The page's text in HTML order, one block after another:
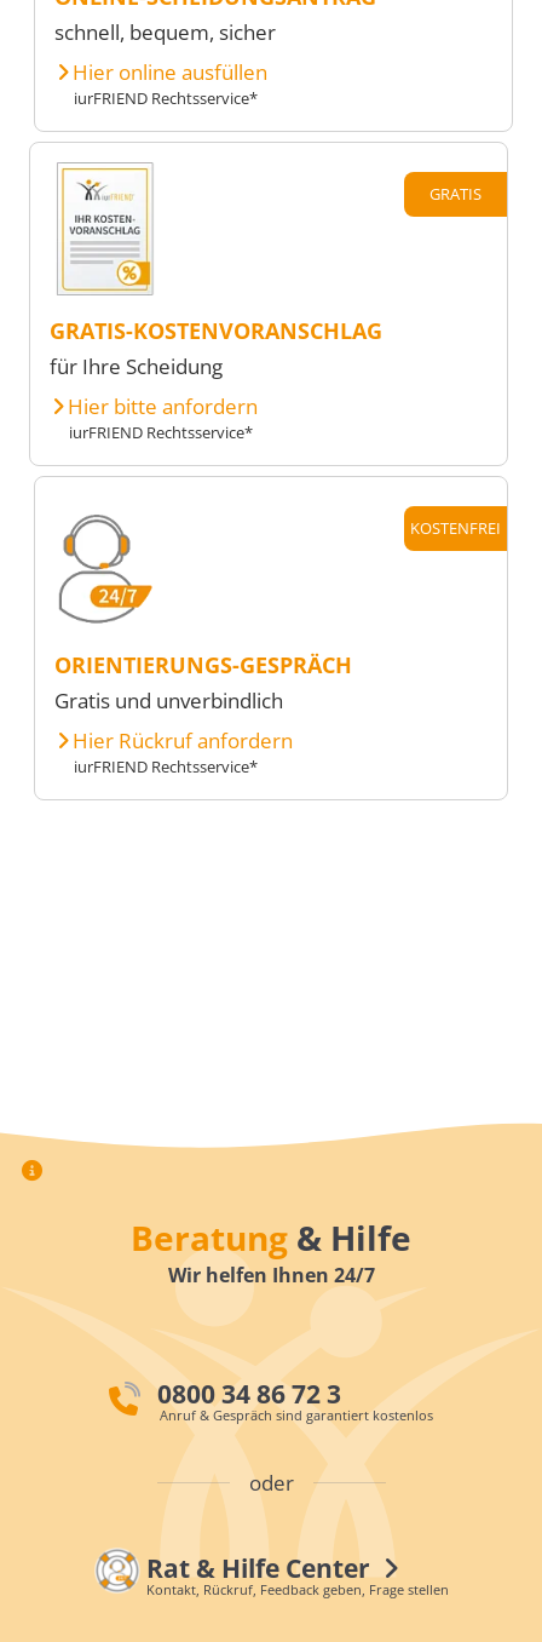
schnell, bequem, sicher
Hier online ausfüllen
iurFRIEND Rechtsservice*
GRATIS
GRATIS-KOSTENVORANSCHLAG
für Ihre Scheidung
Hier bitte anfordern
iurFRIEND Rechtsservice*
KOSTENFREI
ORIENTIERUNGS-GESPRÄCH
Gratis und unverbindlich
Hier Rückruf anfordern
iurFRIEND Rechtsservice*
Beratung & Hilfe
Wir helfen Ihnen 24/7
0800 34 86 72 3
Anruf & Gespräch sind garantiert kostenlos
oder
Rat & Hilfe Center
Kontakt, Rückruf, Feedback geben, Frage stellen